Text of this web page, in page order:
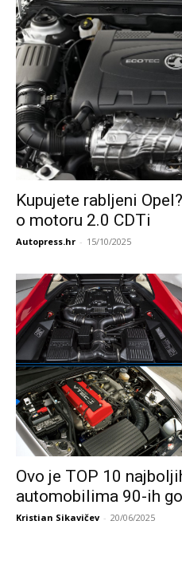
Kupujete rabljeni
o motoru 2.0 CDTi
Autopress.hr - 15/10/2025
Ovo je TOP 10
automobilima 90-ih
Kristian Sikavičev - 20/06/2025